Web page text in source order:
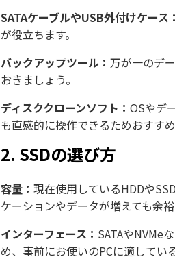
SATAケーブルやUSB外付けケース：
が役立ちます。
バックアップツール： 万が一のデ
おきましょう。
ディスククローンソフト： OSやデ
も直感的に操作できるためおすすめ
2. SSDの選び方
容量： 現在使用しているHDDや
ケーションやデータが増えても余
インターフェース： SATAやNVMe
め、事前にお使いのPCに適してい